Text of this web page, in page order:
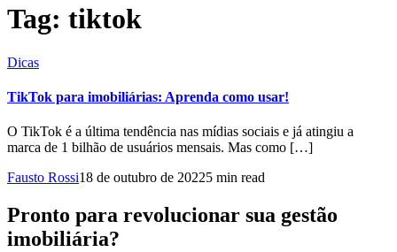
Tag: tiktok
Dicas
TikTok para imobiliárias: Aprenda como usar!
O TikTok é a última tendência nas mídias sociais e já atingiu a
marca de 1 bilhão de usuários mensais. Mas como […]
Fausto Rossi18 de outubro de 20225 min read
Pronto para revolucionar sua gestão
imobiliária?